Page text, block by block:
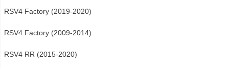
RSV4 Factory (2019-2020)
RSV4 Factory (2009-2014)
RSV4 RR (2015-2020)